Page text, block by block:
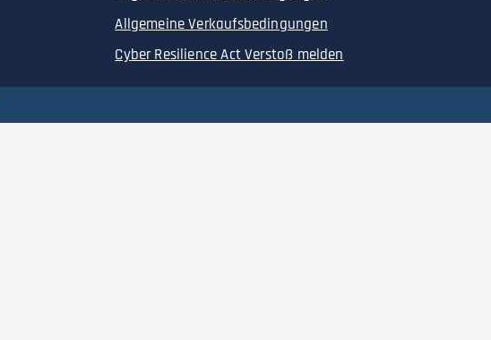
Allgemeine Verkaufsbedingungen
Cyber Resilience Act Verstoß melden